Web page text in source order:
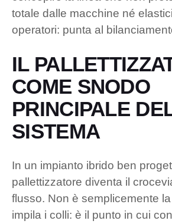
totale dalle macchine né
operatori: punta al
IL
COME SNODO
PRINCIPALE
SISTEMA
In un impianto ibrido ben
pallettizzatore diventa il
flusso. Non è semplicemente
impila i colli: è il punto in cui